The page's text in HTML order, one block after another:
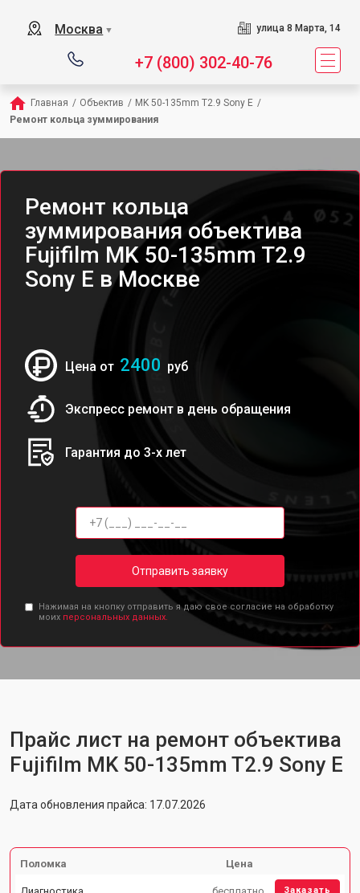
Москва ▼ улица 8 Марта, 14
+7 (800) 302-40-76
Главная / Объектив / MK 50-135mm T2.9 Sony E /
Ремонт кольца зуммирования
Ремонт кольца
зуммирования объектива
Fujifilm MK 50-135mm T2.9
Sony E в Москве
Цена от 2400 руб
Экспресс ремонт в день обращения
Гарантия до 3-х лет
Отправить заявку
Нажимая на кнопку отправить я даю свое согласие на обработку
моих персональных данных.
Прайс лист на ремонт объектива
Fujifilm MK 50-135mm T2.9 Sony E
Дата обновления прайса: 17.07.2026
Поломка Цена
Диагностика бесплатно Заказать